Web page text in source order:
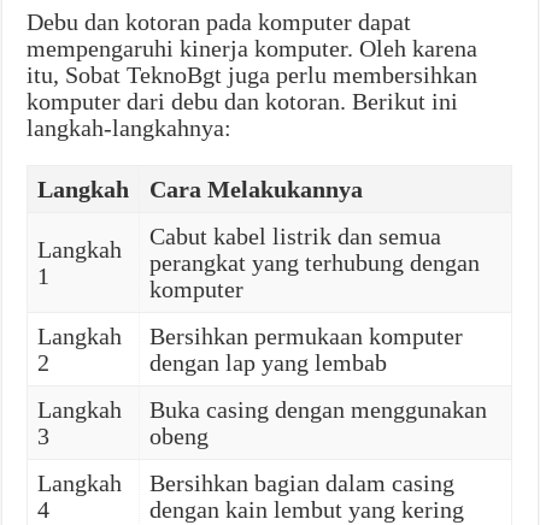
Debu dan kotoran pada komputer dapat
mempengaruhi kinerja komputer. Oleh karena
itu, Sobat TeknoBgt juga perlu membersihkan
komputer dari debu dan kotoran. Berikut ini
langkah-langkahnya:
Langkah Cara Melakukannya
Langkah
1
Cabut kabel listrik dan semua
perangkat yang terhubung dengan
komputer
Langkah
2
Bersihkan permukaan komputer
dengan lap yang lembab
Langkah
3
Buka casing dengan menggunakan
obeng
Langkah
4
Bersihkan bagian dalam casing
dengan kain lembut yang kering